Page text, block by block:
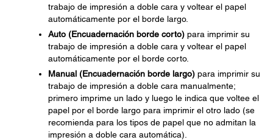
trabajo de impresión a doble cara y voltear el papel
automáticamente por el borde largo.
Auto (Encuadernación borde corto) para imprimir su
trabajo de impresión a doble cara y voltear el papel
automáticamente por el borde corto.
Manual (Encuadernación borde largo) para imprimir su
trabajo de impresión a doble cara manualmente;
primero imprime un lado y luego le indica que voltee el
papel por el borde largo para imprimir el otro lado (se
recomienda para los tipos de papel que no admitan la
impresión a doble cara automática).